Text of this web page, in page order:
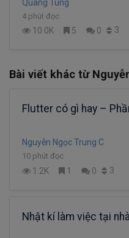
Quang Tung
4 phút đọc
10.0K 5 0 3
Bài viết khác từ
Flutter có gì hay –
Nguyễn Ngọc Trung C
10 phút đọc
1.2K 1 0 3
Nhật kí làm việc tại